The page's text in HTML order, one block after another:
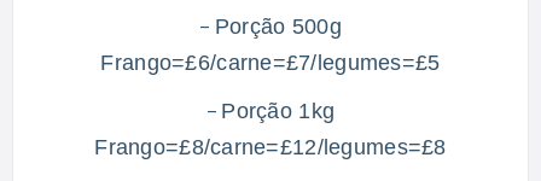
– Porção 500g
Frango=£6/carne=£7/legumes=£5
– Porção 1kg
Frango=£8/carne=£12/legumes=£8